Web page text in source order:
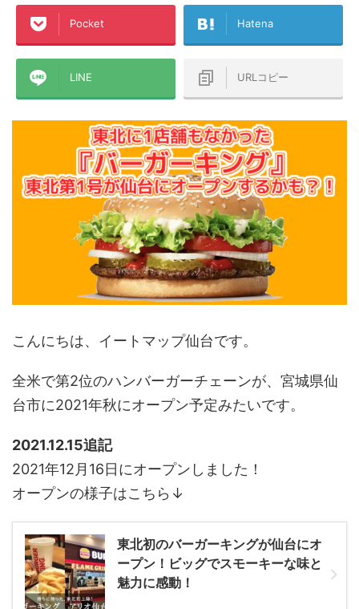
Pocket Hatena
LINE URLコピー
こんにちは、イートマップ仙台です。
全米で第2位のハンバーガーチェーンが、宮城県仙
台市に2021年秋にオープン予定みたいです。
2021.12.15追記
2021年12月16日にオープンしました！
オープンの様子はこちら↓
東北初のバーガーキングが仙台にオ
ープン！ビッグでスモーキーな味と
魅力に感動！